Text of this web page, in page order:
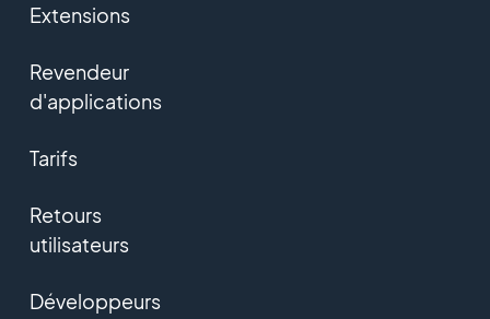
Extensions
Revendeur
d'applications
Tarifs
Retours
utilisateurs
Développeurs